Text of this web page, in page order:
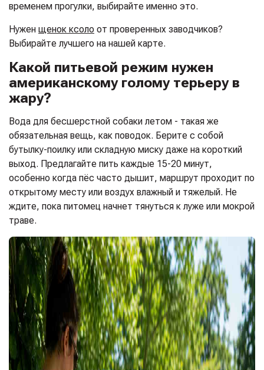
временем прогулки, выбирайте именно это.
Нужен щенок ксоло от проверенных заводчиков?
Выбирайте лучшего на нашей карте.
Какой питьевой режим нужен
американскому голому терьеру в
жару?
Вода для бесшерстной собаки летом - такая же
обязательная вещь, как поводок. Берите с собой
бутылку-поилку или складную миску даже на короткий
выход. Предлагайте пить каждые 15-20 минут,
особенно когда пёс часто дышит, маршрут проходит по
открытому месту или воздух влажный и тяжелый. Не
ждите, пока питомец начнет тянуться к луже или мокрой
траве.